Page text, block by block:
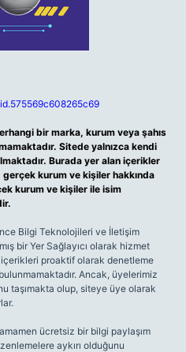
bir marka, kurum veya şahıs
Sitede yalnızca kendi
Burada yer alan içerikler
kurum ve kişiler hakkında
kurum ve kişiler ile isim
Bilgi Teknolojileri ve İletişim
bir Yer Sağlayıcı olarak hizmet
proaktif olarak denetleme
Ancak, üyelerimiz
taşımakta olup, siteye üye olarak
ücretsiz bir bilgi paylaşım
aykırı olduğunu